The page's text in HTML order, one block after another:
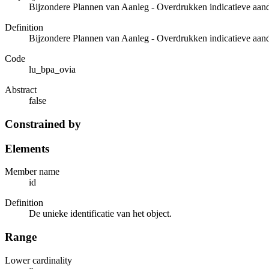
Bijzondere Plannen van Aanleg - Overdrukken indicatieve
Definition
Bijzondere Plannen van Aanleg - Overdrukken indicatieve
Code
lu_bpa_ovia
Abstract
false
Constrained by
Elements
Member name
id
Definition
De unieke identificatie van het object.
Range
Lower cardinality